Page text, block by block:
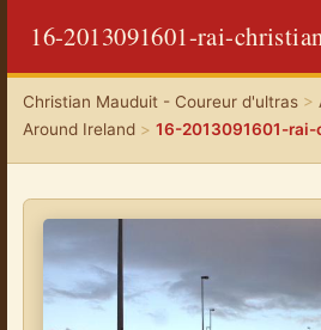
16-2013091601-rai-
Christian Mauduit - Coureur d'ultras>
Around Ireland> 16-2013091601-